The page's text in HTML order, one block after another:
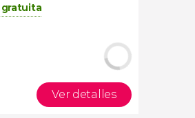
gratuita
Ver detalles